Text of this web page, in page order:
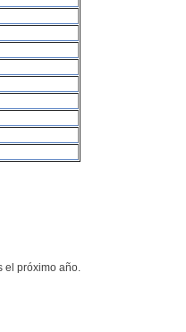
el próximo año.